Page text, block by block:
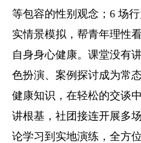
等包容的性别观念；6 场
实情景模拟，帮青年理性
自身身心健康。课堂没有
色扮演、案例探讨成为常
健康知识，在轻松的交谈
讲根基，社团接连开展多
论学习到实地演练，全方